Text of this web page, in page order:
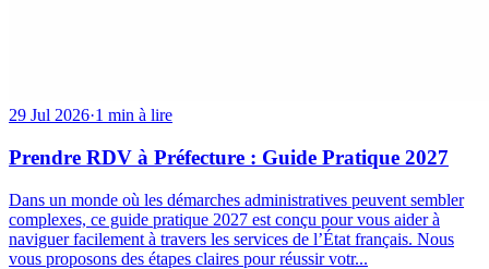
29 Jul 2026·1 min à lire
Prendre RDV à Préfecture : Guide Pratique 2027
Dans un monde où les démarches administratives peuvent sembler
complexes, ce guide pratique 2027 est conçu pour vous aider à
naviguer facilement à travers les services de l’État français. Nous
vous proposons des étapes claires pour réussir votr...